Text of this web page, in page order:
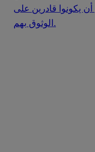
يكونوا قادرين على
الوثوق بهم.